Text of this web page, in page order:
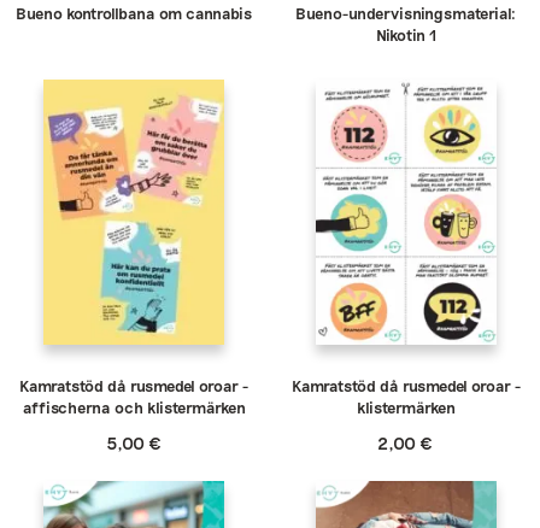
Bueno kontrollbana om cannabis
Bueno-undervisningsmaterial:
Nikotin 1
Kamratstöd då rusmedel oroar -
affischerna och klistermärken
5,00€
Kamratstöd då rusmedel oroar -
klistermärken
2,00€